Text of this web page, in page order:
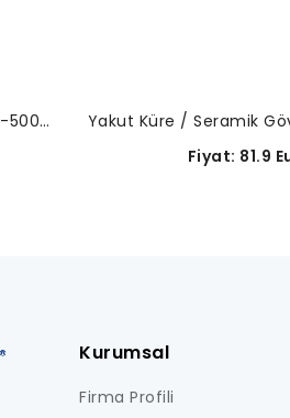
Yakut Küre / Seramik Gövde-A-5003-0066
Fiyat: 81.9
Kurumsal
Firma Profili